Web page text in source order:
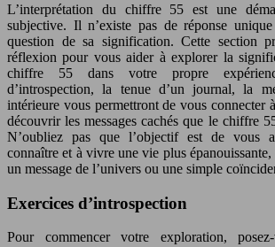
L’interprétation du chiffre 55 est une
subjective. Il n’existe pas de réponse
question de sa signification. Cette section
réflexion pour vous aider à explorer la
chiffre 55 dans votre propre
d’introspection, la tenue d’un journal, la
intérieure vous permettront de vous connecter
découvrir les messages cachés que le chiffre
N’oubliez pas que l’objectif est de vous
connaître et à vivre une vie plus
un message de l’univers ou une simple
Exercices d’introspection
Pour commencer votre exploration,